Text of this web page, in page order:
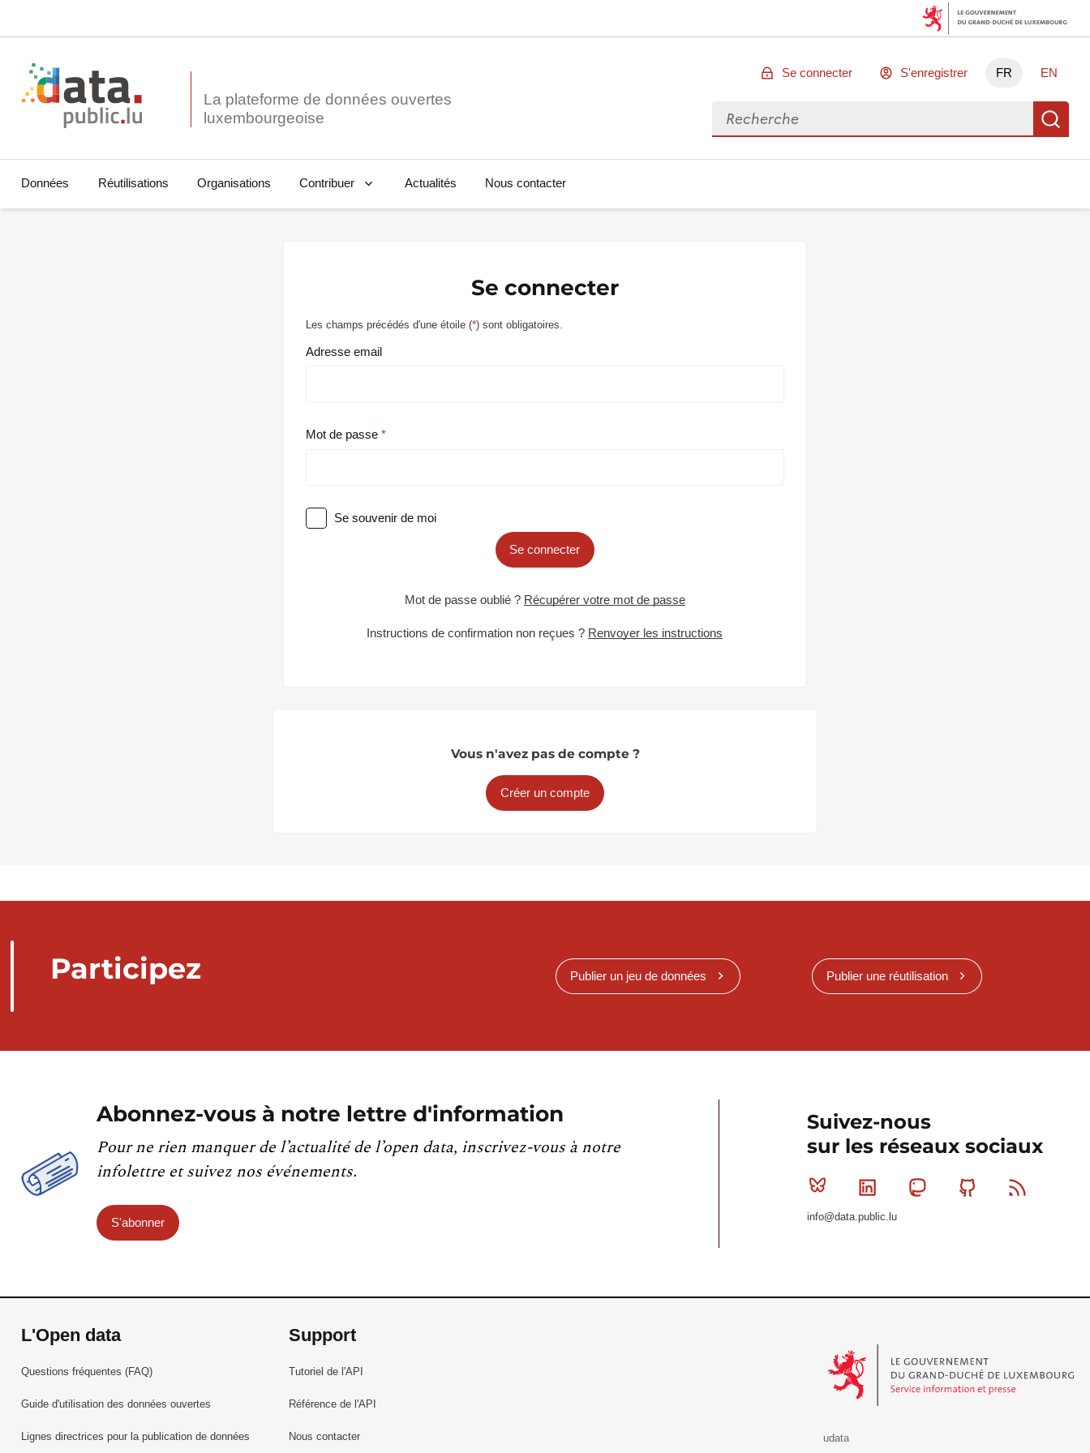
La plateforme de données ouvertes
Se connecter S'enregistrer FR EN
Rechercher des données
Données Réutilisations Organisations Contribuer Actualités Nous contacter
Se connecter
Les champs précédés d'une étoile (*) sont obligatoires.
Adresse email
Mot de passe
Se souvenir de moi
Se connecter
Mot de passe oublié ? Récupérer votre mot de passe
Instructions de confirmation non reçues ? Renvoyer les instructions
Vous n'avez pas de compte ?
Créer un compte
Participez Publier un jeu de données Publier une réutilisation
Abonnez-vous à notre lettre d'information
Pour ne rien manquer de l’actualité de l’open data, inscrivez-vous à notre
infolettre et suivez nos événements.
S'abonner
Suivez-nous
sur les réseaux sociaux
Bluesky Linkedin MastodonGithub
info@data.public.lu
L'Open data
Questions fréquentes (FAQ)
Guide d'utilisation des données ouvertes
Lignes directrices pour la publication de données
Support
Tutoriel de l'API
Référence de l'API
Nous contacter
udata